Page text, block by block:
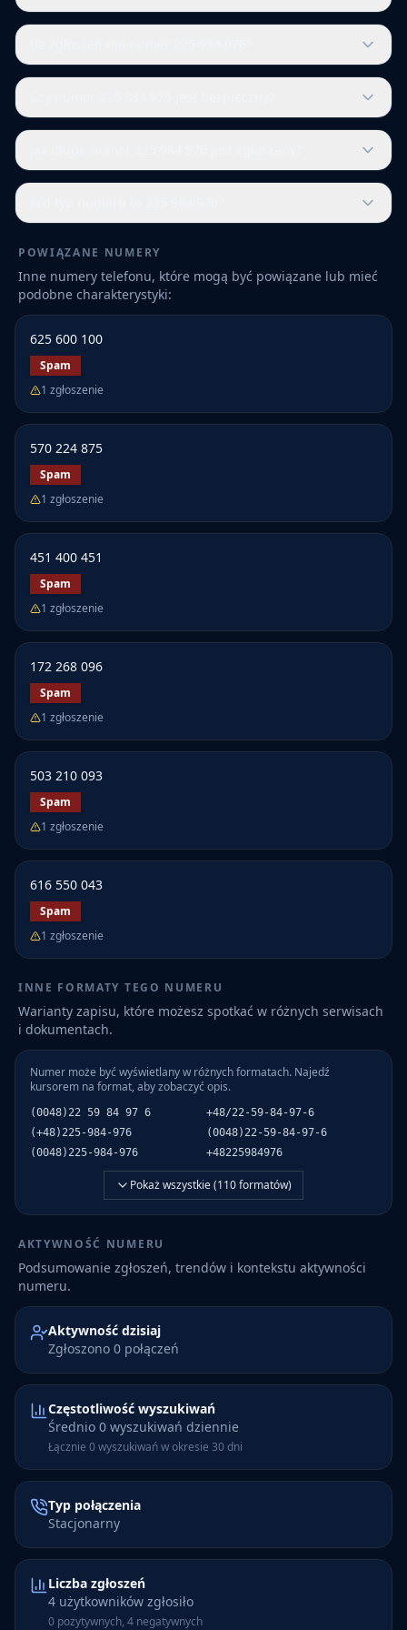
POWIĄZANE NUMERY
Inne numery telefonu, które mogą być powiązane lub mieć
podobne charakterystyki:
625 600 100
Spam
1 zgłoszenie
570 224 875
Spam
1 zgłoszenie
451 400 451
Spam
1 zgłoszenie
172 268 096
Spam
1 zgłoszenie
503 210 093
Spam
1 zgłoszenie
616 550 043
Spam
1 zgłoszenie
INNE FORMATY TEGO NUMERU
Warianty zapisu, które możesz spotkać w różnych serwisach
i dokumentach.
Numer może być wyświetlany w różnych formatach. Najedź
kursorem na format, aby zobaczyć opis.
(0048)22 59 84 97 6
+48/22-59-84-97-6
(+48)225-984-976
(0048)22-59-84-97-6
(0048)225-984-976
+48225984976
Pokaż wszystkie (110formatów)
AKTYWNOŚĆ NUMERU
Podsumowanie zgłoszeń, trendów i kontekstu aktywności
numeru.
Aktywność dzisiaj
Zgłoszono 0 połączeń
Częstotliwość wyszukiwań
Średnio 0 wyszukiwań dziennie
Łącznie 0 wyszukiwań w okresie 30 dni
Typ połączenia
Stacjonarny
Liczba zgłoszeń
4 użytkowników zgłosiło
0 pozytywnych, 4 negatywnych